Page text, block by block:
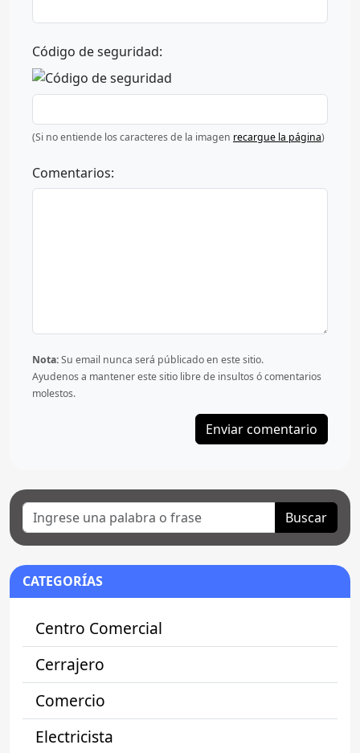
Código de seguridad:
(Si no entiende los caracteres de la imagen recargue la página)
Comentarios:
Nota:Su email nunca será públicado en este sitio.
Ayudenos a mantener este sitio libre de insultos ó comentarios
molestos.
Buscar
CATEGORÍAS
Centro Comercial
Cerrajero
Comercio
Electricista